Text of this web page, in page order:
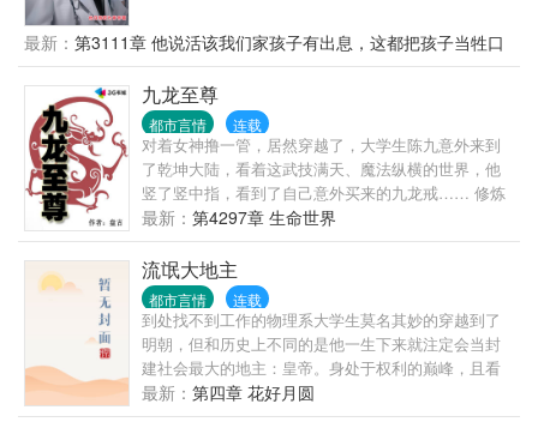
还是去轧钢厂当一名默默无闻的厂医。林绍文二话不
说，就选择了厂医。没有办法，让一个社畜去医院当
医生，那不等于是杀人？更何况，协和医院可都是大
佬级别的，人家一眼就能看出他的医学水平。可在他
做出了选择后，脑海中“叮”了一声。“诸天垂钓”系统开
启，诸天万物，皆可垂钓。林绍文差点没吐血，这该
死的垂钓系统早来一分钟，他的人生就不一样了。
最新： 第3111章 他说活该我们家孩子有出息，这都把孩子当牲口
打
九龙至尊
都市言情 连载
对着女神撸一管，居然穿越了，大学生陈九意外来到
了乾坤大陆，看着这武技满天、魔法纵横的世界，他
竖了竖中指，看到了自己意外买来的九龙戒…… 修炼
等级：淬体九重，开天八变，起源七溯，阴阳六合，
五行五聚，造化四境，乾坤三演，神话二传，混沌大
成！ 乾坤大陆一夫多妻制，不喜勿骂。 08年至今，小
盘从未断更，总小说字数过千万，各种保证，放心阅
读，求大力支持。
最新： 第4297章 生命世界
流氓大地主
都市言情 连载
到处找不到工作的物理系大学生莫名其妙的穿越到了
明朝，但和历史上不同的是他一生下来就注定会当封
建社会最大的地主：皇帝。身处于权利的巅峰，且看
他如何满足自己的欲望：顺从的通奸，反抗的强奸，
女刺客？那就只好妇，洋妞。一个都不能少。
最新： 第四章 花好月圆